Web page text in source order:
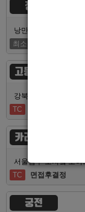
정원
낭만의 도시 여수남보
최소
고등어노래방
강북 1등 신세계 장안
TC
카라노래빠
서울남부 초저녘 초
TC
면접후결정
궁전